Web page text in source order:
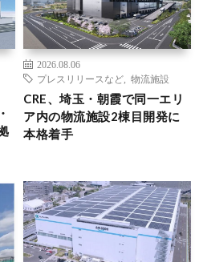
2026.08.06
プレスリリースなど
物流施設
CRE、埼玉・朝霞で同一エリ
ア内の物流施設2棟目開発に
本格着手